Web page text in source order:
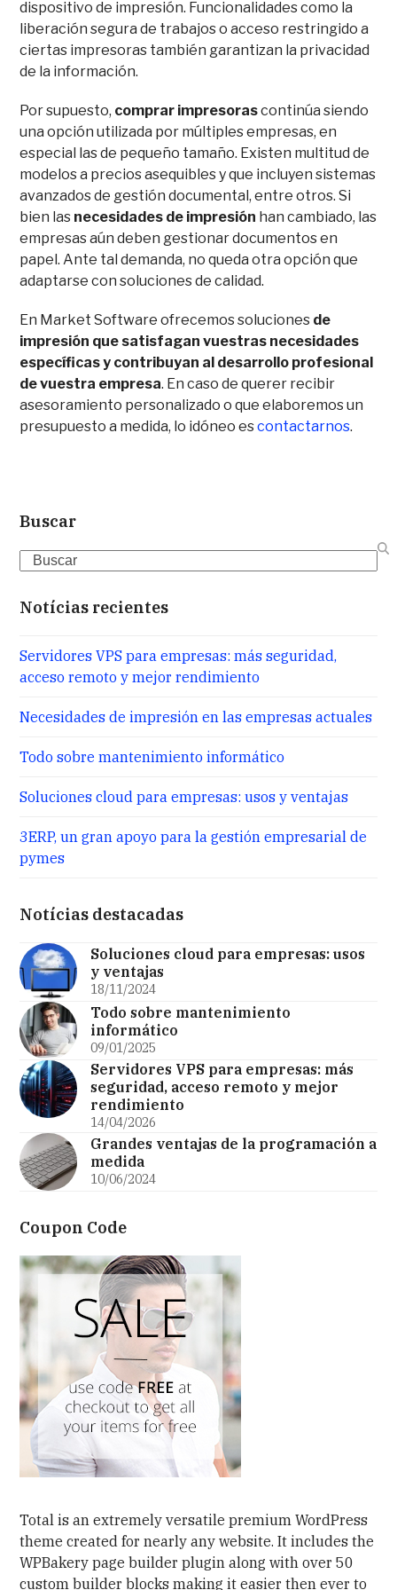
dispositivo de impresión. Funcionalidades como la
liberación segura de trabajos o acceso restringido a
ciertas impresoras también garantizan la privacidad
de la información.
Por supuesto, comprar impresorascontinúa siendo
una opción utilizada por múltiples empresas, en
especial las de pequeño tamaño. Existen multitud de
modelos a precios asequibles y que incluyen sistemas
avanzados de gestión documental, entre otros. Si
bien las necesidades de impresión han cambiado, las
empresas aún deben gestionar documentos en
papel. Ante tal demanda, no queda otra opción que
adaptarse con soluciones de calidad.
En Market Software ofrecemos soluciones de
impresión que satisfagan vuestras necesidades
específicas y contribuyan al desarrollo profesional
de vuestra empresa. En caso de querer recibir
asesoramiento personalizado o que elaboremos un
presupuesto a medida, lo idóneo escontactarnos.
Buscar
Search
Notícias recientes
Servidores VPS para empresas: más seguridad,
acceso remoto y mejor rendimiento
Necesidades de impresión en las empresas actuales
Todo sobre mantenimiento informático
Soluciones cloud para empresas: usos y ventajas
3ERP, un gran apoyo para la gestión empresarial de
pymes
Notícias destacadas
Soluciones cloud para empresas: usos
y ventajas
18/11/2024
Todo sobre mantenimiento
informático
09/01/2025
Servidores VPS para empresas: más
seguridad, acceso remoto y mejor
rendimiento
14/04/2026
Grandes ventajas de la programación a
medida
10/06/2024
Coupon Code
Total is an extremely versatile premium WordPress
theme created for nearly any website. It includes the
WPBakery page builder plugin along with over 50
custom builder blocks making it easier then ever to